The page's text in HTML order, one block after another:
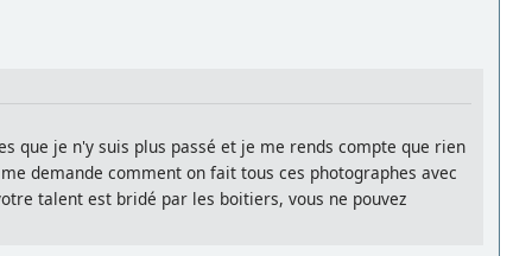
que je n'y suis plus passé et je me rends compte que rien
demande comment on fait tous ces photographes avec
talent est bridé par les boitiers, vous ne pouvez